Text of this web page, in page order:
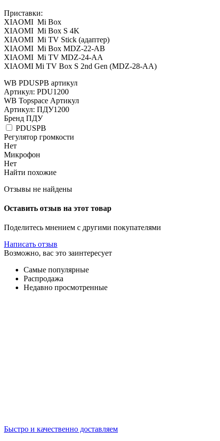
Приставки:
XIAOMI Mi Box
XIAOMI Mi Box S 4K
XIAOMI Mi TV Stick (адаптер)
XIAOMI Mi Box MDZ-22-AB
XIAOMI Mi TV MDZ-24-AA
XIAOMI Mi TV Box S 2nd Gen (MDZ-28-AA)
WB PDUSPB артикул
Артикул: PDU1200
WB Topspace Артикул
Артикул: ПДУ1200
Бренд ПДУ
PDUSPB
Регулятор громкости
Нет
Микрофон
Нет
Найти похожие
Отзывы не найдены
Оставить отзыв на этот товар
Поделитесь мнением с другими покупателями
Написать отзыв
Возможно, вас это заинтересует
Самые популярные
Распродажа
Недавно просмотренные
Быстро и качественно доставляем